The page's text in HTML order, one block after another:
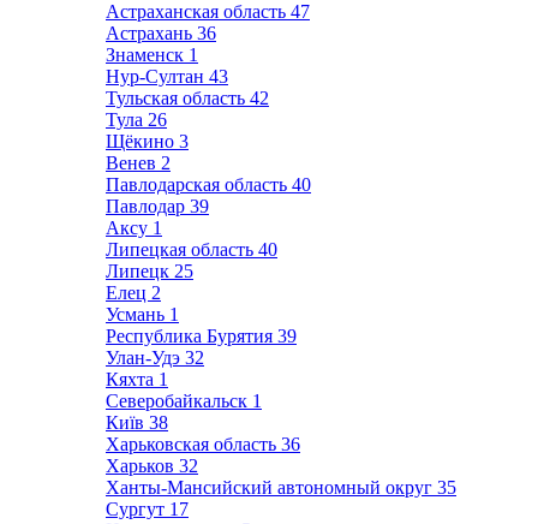
Астраханская область 47
Астрахань 36
Знаменск 1
Нур-Султан 43
Тульская область 42
Тула 26
Щёкино 3
Венев 2
Павлодарская область 40
Павлодар 39
Аксу 1
Липецкая область 40
Липецк 25
Елец 2
Усмань 1
Республика Бурятия 39
Улан-Удэ 32
Кяхта 1
Северобайкальск 1
Київ 38
Харьковская область 36
Харьков 32
Ханты-Мансийский автономный округ 35
Сургут 17